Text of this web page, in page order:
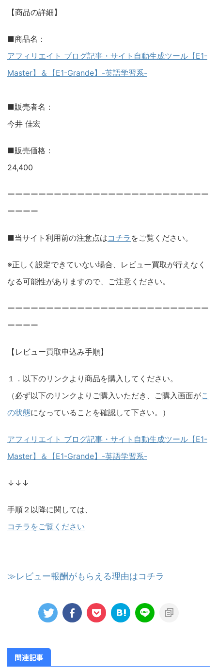
【商品の詳細】
■商品名：
アフィリエイト ブログ記事・サイト自動生成ツール【E1-
Master】＆【E1-Grande】-英語学習系-
■販売者名：
今井 佳宏
■販売価格：
24,400
ーーーーーーーーーーーーーーーーーーーーーーーーーー
ーーーー
■当サイト利用前の注意点はコチラ をご覧ください。
※正しく設定できていない場合、レビュー買取が行えなく
なる可能性がありますので、ご注意ください。
ーーーーーーーーーーーーーーーーーーーーーーーーーー
ーーーー
【レビュー買取申込み手順】
１．以下のリンクより商品を購入してください。
（必ず以下のリンクよりご購入いただき、ご購入画面がこ
の状態になっていることを確認して下さい。）
アフィリエイト ブログ記事・サイト自動生成ツール【E1-
Master】＆【E1-Grande】-英語学習系-
↓↓↓
手順２以降に関しては、
コチラをご覧ください
≫レビュー報酬がもらえる理由はコチラ
関連記事